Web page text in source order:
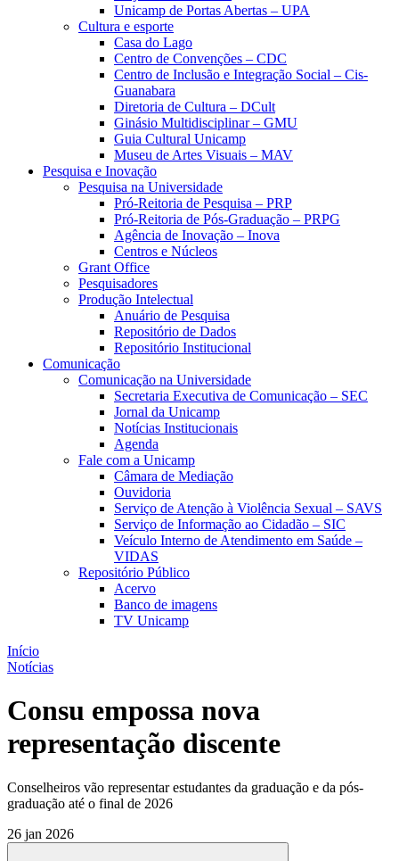
Unicamp de Portas Abertas – UPA
Cultura e esporte
Casa do Lago
Centro de Convenções – CDC
Centro de Inclusão e Integração Social – Cis-
Guanabara
Diretoria de Cultura – DCult
Ginásio Multidisciplinar – GMU
Guia Cultural Unicamp
Museu de Artes Visuais – MAV
Pesquisa e Inovação
Pesquisa na Universidade
Pró-Reitoria de Pesquisa – PRP
Pró-Reitoria de Pós-Graduação – PRPG
Agência de Inovação – Inova
Centros e Núcleos
Grant Office
Pesquisadores
Produção Intelectual
Anuário de Pesquisa
Repositório de Dados
Repositório Institucional
Comunicação
Comunicação na Universidade
Secretaria Executiva de Comunicação – SEC
Jornal da Unicamp
Notícias Institucionais
Agenda
Fale com a Unicamp
Câmara de Mediação
Ouvidoria
Serviço de Atenção à Violência Sexual – SAVS
Serviço de Informação ao Cidadão – SIC
Veículo Interno de Atendimento em Saúde –
VIDAS
Repositório Público
Acervo
Banco de imagens
TV Unicamp
Início
Notícias
Consu empossa nova
representação discente
Conselheiros vão representar estudantes da graduação e da pós-
graduação até o final de 2026
26 jan 2026